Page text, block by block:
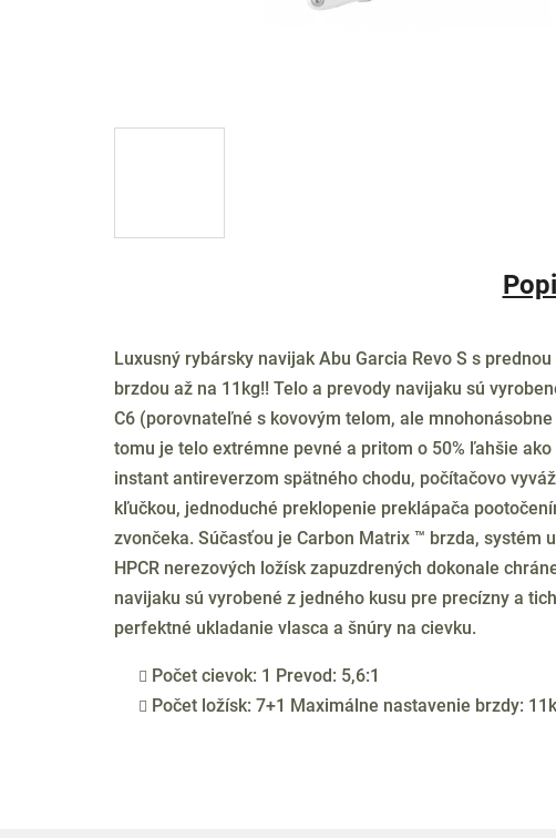
Luxusný rybársky navijak Abu Garcia Revo S s
brzdou až na 11kg!! Telo a prevody navijaku sú
C6 (porovnateľné s kovovým telom, ale
tomu je telo extrémne pevné a pritom o 50% ľahšie
instant antireverzom spätného chodu, počítačovo
kľučkou, jednoduché preklopenie preklápača
zvončeka. Súčasťou je Carbon Matrix ™ brzda, systém
HPCR nerezových ložísk zapuzdrených dokonale
navijaku sú vyrobené z jedného kusu pre precízny a
perfektné ukladanie vlasca a šnúry na cievku.
Počet cievok: 1 Prevod: 5,6:1
Počet ložísk: 7+1 Maximálne nastavenie brzdy: